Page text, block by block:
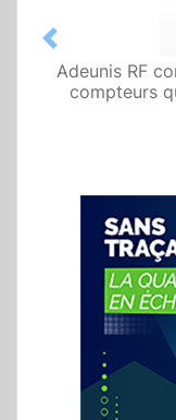
Adeunis RF
compteurs
Previous